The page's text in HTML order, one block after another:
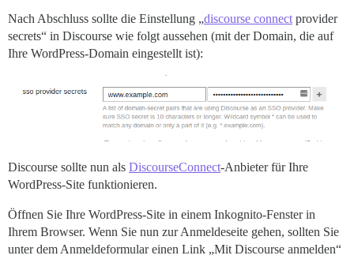
Nach Abschluss sollte die Einstellung „discourse connect provider
secrets“ in Discourse wie folgt aussehen (mit der Domain, die auf
Ihre WordPress-Domain eingestellt ist):
Discourse sollte nun als DiscourseConnect-Anbieter für Ihre
WordPress-Site funktionieren.
Öffnen Sie Ihre WordPress-Site in einem Inkognito-Fenster in
Ihrem Browser. Wenn Sie nun zur Anmeldeseite gehen, sollten Sie
unter dem Anmeldeformular einen Link „Mit Discourse anmelden“